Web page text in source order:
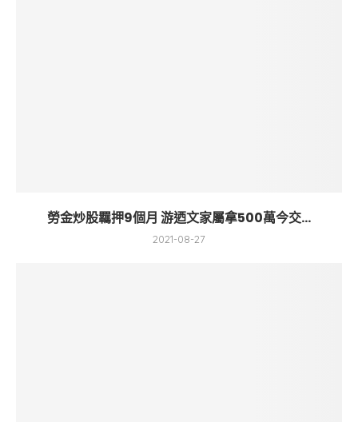
勞金炒股羈押9個月 游迺文家屬拿500萬今交...
2021-08-27